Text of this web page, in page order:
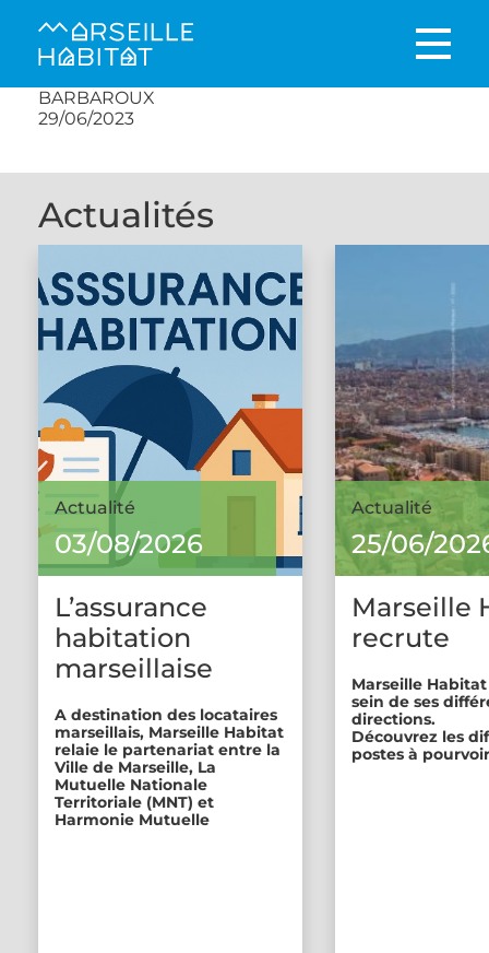
BARBAROUX
29/06/2023
Actualités
Actualité
03/08/2026
L’assurance
habitation
marseillaise
A destination des locataires
marseillais, Marseille Habitat
relaie le partenariat entre la
Ville de Marseille, La
Mutuelle Nationale
Territoriale (MNT) et
Harmonie Mutuelle
Actualité
25/06/
Marseille
recrute
Marseille
sein de ses
directions.
Découvrez les
postes à